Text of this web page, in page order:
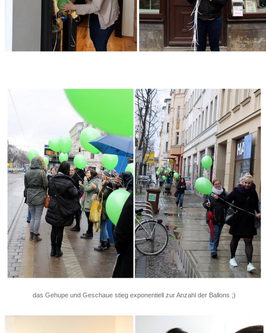
das Gehupe und Geschaue stieg exponentiell zur Anzahl der Ballons ;)